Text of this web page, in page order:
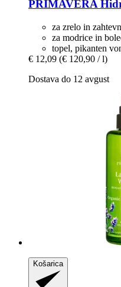
PRIMAVERA
za zrelo in
za modrice in
topel, pikanten
€ 12,09 (€ 120,90 / l)
Dostava do 12 avgust
Košarica